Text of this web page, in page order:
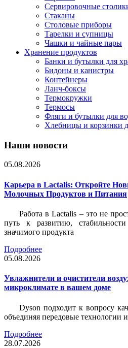
Сервировочные
Стаканы
Столовые приборы
Тарелки и супницы
Чашки и чайные пары
Хранение продуктов
Банки и бутылки для
Бидоны и канистры
Контейнеры
Ланч-боксы
Термокружки
Термосы
Фляги и бутылки для
Хлебницы и корзинки
Наши новости
05.08.2026
Карьера в Lactalis: Откройте
Молочных Продуктов и Питания
Работа в Lactalis – это не
путь к развитию,
значимого продукта
Подробнее
05.08.2026
Увлажнители и очистители
микроклимате в вашем доме
Dyson подходит к вопросу
объединяя передовые технологии
Подробнее
28.07.2026